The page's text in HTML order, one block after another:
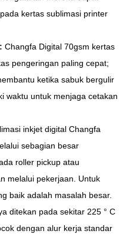
kertas sublimasi printer
Changfa Digital 70gsm kertas
pengeringan paling cepat;
ketika sabuk bergulir
waktu untuk menjaga cetakan
inkjet digital Changfa
sebagian besar
roller pickup atau
melalui pekerjaan. Untuk
baik adalah masalah besar.
ditekan pada sekitar 225 ° C
dengan alur kerja standar